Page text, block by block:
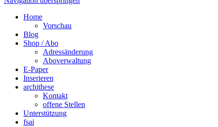
Home
Vorschau
Blog
Shop / Abo
Adressänderung
Aboverwaltung
E-Paper
Inserieren
archithese
Kontakt
offene Stellen
Unterstützung
fsai